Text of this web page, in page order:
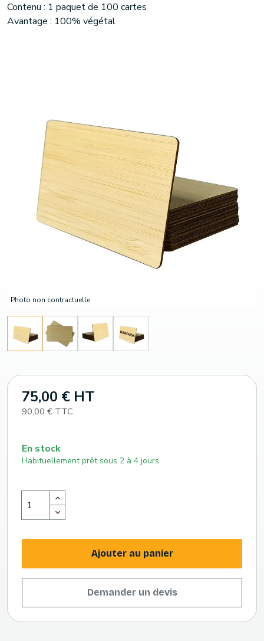
Photo non contractuelle
Contenu : 1 paquet de 100 cartes
Avantage : 100% végétal
75,00 € HT
90,00 € TTC
En stock
Habituellement prêt sous 2 à 4 jours
Ajouter au panier
Demander un devis